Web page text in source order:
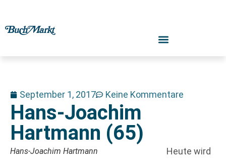
September 1, 2017 Keine Kommentare
Hans-Joachim
Hartmann (65)
Hans-Joachim Hartmann
Heute wird